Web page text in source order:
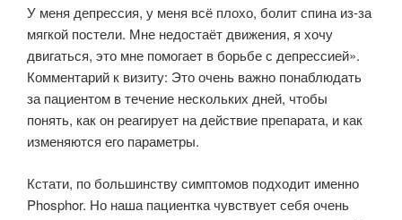
У меня депрессия, у меня всё плохо, болит спина из-за
мягкой постели. Мне недостаёт движения, я хочу
двигаться, это мне помогает в борьбе с депрессией».
Комментарий к визиту: Это очень важно понаблюдать
за пациентом в течение нескольких дней, чтобы
понять, как он реагирует на действие препарата, и как
изменяются его параметры.
Кстати, по большинству симптомов подходит именно
Phosphor. Но наша пациентка чувствует себя очень